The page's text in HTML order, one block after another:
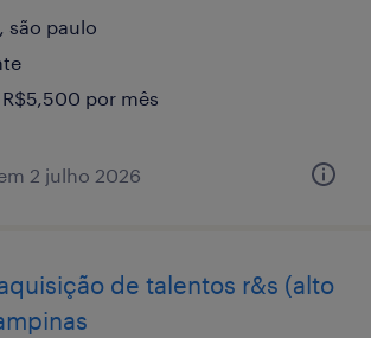
são paulo
por mês
2 julho 2026
de talentos r&s (alto